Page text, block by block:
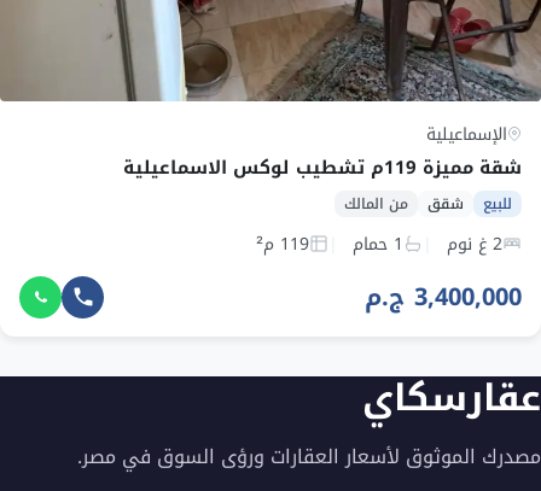
الإسماعيلية
شقة مميزة 119م تشطيب لوكس الاسماعيلية
للبيع شقق من المالك
2 غ نوم 1 حمام 119 م²
3,400,000 ج.م
عقارسكاي
مصدرك الموثوق لأسعار العقارات ورؤى السوق في مصر.